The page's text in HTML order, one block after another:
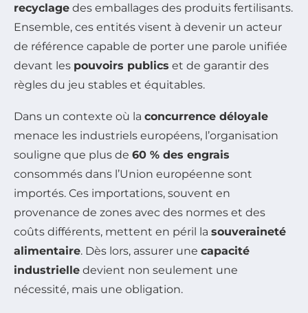
recyclage des emballages des produits fertilisants.
Ensemble, ces entités visent à devenir un acteur
de référence capable de porter une parole unifiée
devant les pouvoirs publics et de garantir des
règles du jeu stables et équitables.
Dans un contexte où la concurrence déloyale
menace les industriels européens, l’organisation
souligne que plus de 60 % des engrais
consommés dans l’Union européenne sont
importés. Ces importations, souvent en
provenance de zones avec des normes et des
coûts différents, mettent en péril la souveraineté
alimentaire. Dès lors, assurer une capacité
industrielle devient non seulement une
nécessité, mais une obligation.